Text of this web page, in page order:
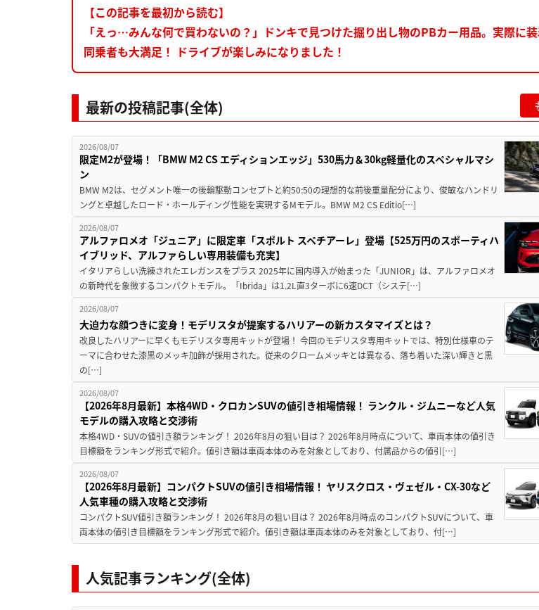
【この記事を最初から読む】
「えっ…みんな何で買わないの？」ドンキで見つけた掘り出し物のPBカー用品。実際に
同乗者も大満足！ ドライブが楽しみになりました！
最新の投稿記事(全体)
2026/08/07
限定M2が登場！「BMW M2 CS エディションエッジ」530馬力＆30kg軽量化のスペシャルマシ
ン
BMW M2は、セグメント唯一の後輪駆動コンセプトと約50:50の理想的な前後重量配分により、俊敏なハンドリ
ングと卓越したロード・ホールディング性能を実現するMモデル。BMW M2 CS Editio[…]
2026/08/07
アルファロメオ「ジュニア」に限定車「スポルト スペチアーレ」登場【525万円のスポーティハ
イブリッド、アルファらしい専用装備も充実】
イタリアらしい洗練されたエレガンスをプラス 2025年に国内導入が始まった「JUNIOR」は、アルファロメオ
の新時代を象徴するコンパクトモデル。「Ibrida」は1.2L直3ターボに6速DCT（システ[…]
2026/08/07
大迫力な顔つきに変身！モデリスタが提案するハリアーの新カスタマイズとは？
改良したハリアーに早くもモデリスタ専用キットが登場！ 今回のモデリスタ専用キットでは、特別仕様車のテ
ーマに合わせた漆黒のメッキ加飾が採用された。従来のクロームメッキとは異なる、落ち着いた深い輝きと黒
の[…]
2026/08/07
【2026年8月最新】本格4WD・クロカンSUVの値引き相場情報！ ランクル・ジムニーなど人気
モデルの購入攻略と交渉術
本格4WD・SUVの値引き額ランキング！ 2026年8月の狙い目は？ 2026年8月時点について、車両本体の値引き
目標額をランキング形式で紹介。値引き額は車両本体のみを対象としており、付属品からの値引[…]
2026/08/07
【2026年8月最新】コンパクトSUVの値引き相場情報！ ヤリスクロス・ヴェゼル・CX-30など
人気車種の購入攻略と交渉術
コンパクトSUV値引き額ランキング！ 2026年8月の狙い目は？ 2026年8月時点のコンパクトSUVについて、車
両本体の値引き目標額をランキング形式で紹介。値引き額は車両本体のみを対象としており、付[…]
人気記事ランキング(全体)